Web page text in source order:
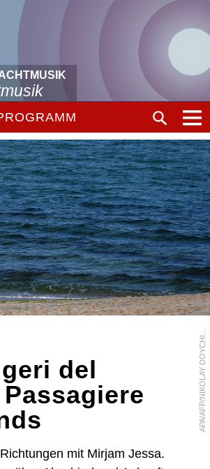
A
P
A
/
A
F
P
/
N
I
K
O
L
A
Y
D
O
Y
C
H
I
N
O
V
del
mit Mirjam Jessa.